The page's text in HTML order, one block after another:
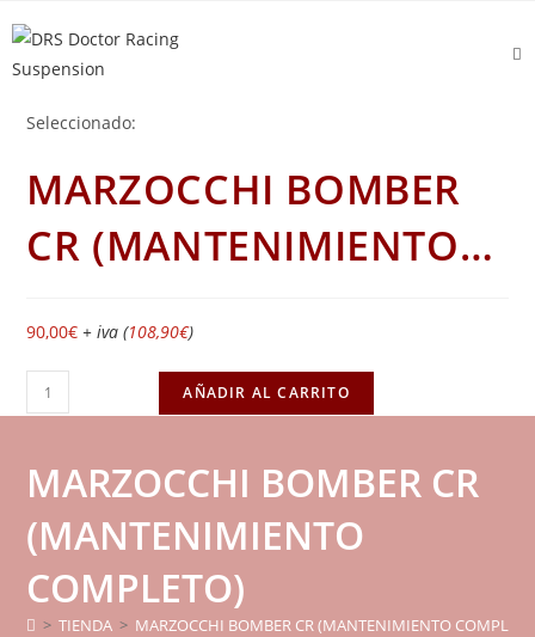
Seleccionado:
MARZOCCHI BOMBER
CR (MANTENIMIENTO…
90,00€ + iva (108,90€)
AÑADIR AL CARRITO
MARZOCCHI BOMBER CR
(MANTENIMIENTO
COMPLETO)
> TIENDA > MARZOCCHI BOMBER CR (MANTENIMIENTO